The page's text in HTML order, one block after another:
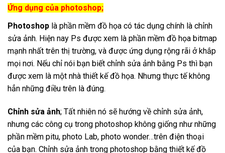
Ứng dụng của photoshop;
Photoshop là phần mềm đồ họa có tác dụng chính là chỉnh
sửa ảnh. Hiện nay Ps được xem là phần mềm đồ họa bitmap
mạnh nhất trên thị trường, và được ứng dụng rộng rãi ở khắp
mọi nơi. Nếu chỉ nói bạn biết chỉnh sửa ảnh bằng Ps thì bạn
được xem là một nhà thiết kế đồ họa. Nhưng thực tế không
hẳn những điều trên là đúng.
Chỉnh sửa ảnh; Tất nhiên nó sẽ hướng về chỉnh sửa ảnh,
nhưng các công cụ trong photoshop không giống như những
phần mềm pitu, photo Lab, photo wonder…trên điện thoại
của bạn. Chỉnh sửa ảnh trong photoshop bằng thiết kế đồ